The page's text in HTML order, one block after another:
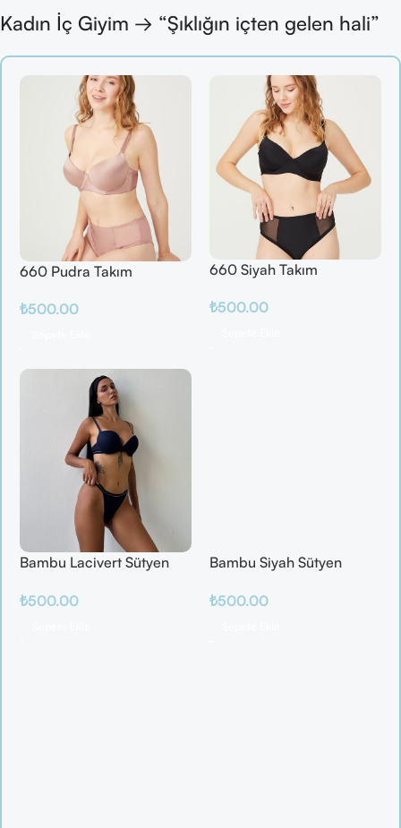
Kadın İç Giyim → “Şıklığın içten gelen hali”
660 Pudra Takım
₺500.00
660 Siyah Takım
₺500.00
Bambu Lacivert Sütyen
₺500.00
Bambu Siyah Sütyen
₺500.00